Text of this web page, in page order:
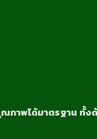
ภาพได้มาตรฐาน ทั้ง